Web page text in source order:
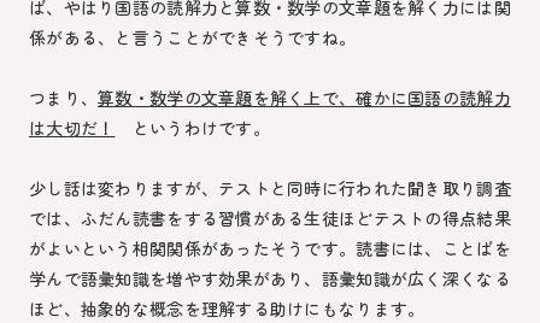
ば、やはり国語の読解力と算数・数学の文章題を解く力には関
係がある、と言うことができそうですね。
つまり、算数・数学の文章題を解く上で、確かに国語の読解力
は大切だ！
というわけです。
少し話は変わりますが、テストと同時に行われた聞き取り調査
では、ふだん読書をする習慣がある生徒ほどテストの得点結果
がよいという相関関係があったそうです。読書には、ことばを
学んで語彙知識を増やす効果があり、語彙知識が広く深くなる
ほど、抽象的な概念を理解する助けにもなります。